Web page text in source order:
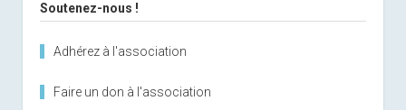
Soutenez-nous !
Adhérez à l'association
Faire un don à l'association